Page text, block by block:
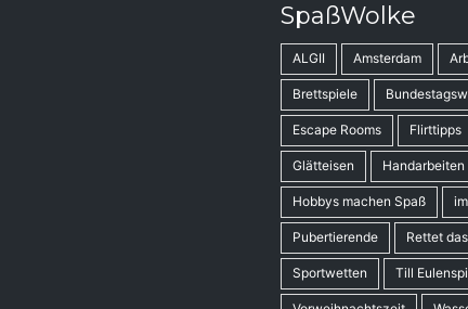
SpaßWolke
ALGII Amsterdam
Brettspiele
Escape Rooms Flirttipps
Glätteisen Handarbeiten
Hobbys machen Spaß
Pubertierende Rettet
Sportwetten Till